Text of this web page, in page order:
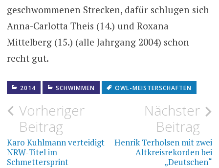
geschwommenen Strecken, dafür schlugen sich
Anna-Carlotta Theis (14.) und Roxana
Mittelberg (15.) (alle Jahrgang 2004) schon
recht gut.
2014 SCHWIMMEN OWL-MEISTERSCHAFTEN
Beitragsnavigation
Vorheriger
Beitrag
Karo Kuhlmann verteidigt
NRW-Titel im
Schmettersprint
Nächster
Beitrag
Henrik Terholsen mit zwei
Altkreisrekorden bei
„Deutschen“